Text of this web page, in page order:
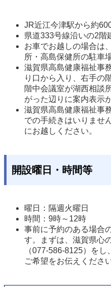
JR近江今津駅から約
県道333号線沿いの2階
お車でお越しの場合は
所・高島保健所の駐車
滋賀県高島健康福祉事
り口から入り、右手の
階中会議室が湖西相談
がった辺りに案内表示
滋賀県高島健康福祉事
での手続きはいりませ
にお越しください。
開設曜日・時間等
曜日：隔週火曜日
時間：9時～12時
事前に予約のある場合
す。まずは、滋賀県心
（077-586-8125）を
ご希望をお伝えくださ